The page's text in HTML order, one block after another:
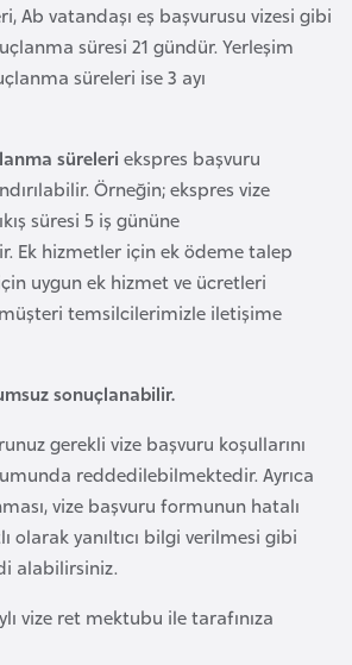
Ab vatandaşı eş başvurusu vizesi gibi
süresi 21 gündür. Yerleşim
süreleri ise 3 ayı
süreleri ekspres başvuru
Örneğin; ekspres vize
süresi 5 iş gününe
Ek hizmetler için ek ödeme talep
uygun ek hizmet ve ücretleri
temsilcilerimizle iletişime
sonuçlanabilir.
gerekli vize başvuru koşullarını
reddedilebilmektedir. Ayrıca
vize başvuru formunun hatalı
olarak yanıltıcı bilgi verilmesi gibi
alabilirsiniz.
vize ret mektubu ile tarafınıza